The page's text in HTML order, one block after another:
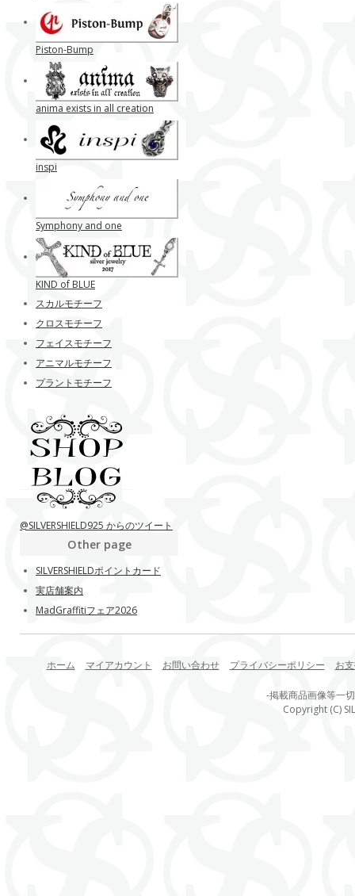
Piston-Bump
anima exists in all creation
inspi
Symphony and one
KIND of BLUE
スカルモチーフ
クロスモチーフ
フェイスモチーフ
アニマルモチーフ
プラントモチーフ
@SILVERSHIELD925 からのツイート
Other page
SILVERSHIELDポイントカード
実店舗案内
MadGraffitiフェア2026
ホーム マイアカウント お問い合わせ プライバシーポリシー お
-掲載商品画像等一
Copyright (C)